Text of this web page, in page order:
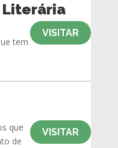
Literária
VISITAR
tem
VISITAR
que
de